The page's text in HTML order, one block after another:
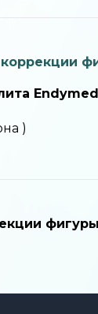
Endymed
)